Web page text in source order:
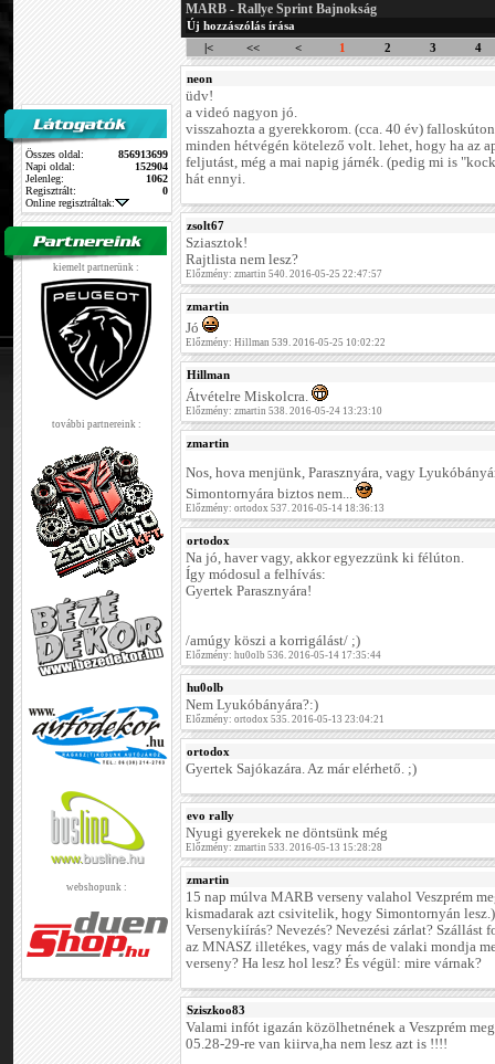
Összes oldal:
856913699
Napi oldal:
152904
Jelenleg:
1062
Regisztrált:
0
Online regisztráltak:
kiemelt partnerünk :
további partnereink :
webshopunk :
MARB - Rallye Sprint Bajnokság
Új hozzászólás írása
|<
<< < 1 2 3 4
neon
üdv!
a videó nagyon jó.
visszahozta a gyerekkorom. (cca. 40 év)
minden hétvégén kötelező volt. lehet, hogy ha az
feljutást, még a mai napig járnék. (pedig mi is
hát ennyi.
zsolt67
Sziasztok!
Rajtlista nem lesz?
Előzmény: zmartin 540. 2016-05-25 22:47:57
zmartin
Jó
Előzmény: Hillman 539. 2016-05-25 10:02:22
Hillman
Átvételre Miskolcra.
Előzmény: zmartin 538. 2016-05-24 13:23:10
zmartin
Nos, hova menjünk, Parasznyára, vagy
Simontornyára biztos nem...
Előzmény: ortodox 537. 2016-05-14 18:36:13
ortodox
Na jó, haver vagy, akkor egyezzünk ki félúton.
Így módosul a felhívás:
Gyertek Parasznyára!
/amúgy köszi a korrigálást/ ;)
Előzmény: hu0olb 536. 2016-05-14 17:35:44
hu0olb
Nem Lyukóbányára?:)
Előzmény: ortodox 535. 2016-05-13 23:04:21
ortodox
Gyertek Sajókazára. Az már elérhető. ;)
evo rally
Nyugi gyerekek ne döntsünk még
Előzmény: zmartin 533. 2016-05-13 15:28:28
zmartin
15 nap múlva MARB verseny valahol Veszprém
kismadarak azt csivitelik, hogy Simontornyán lesz.)
Versenykiírás? Nevezés? Nevezési zárlat?
az MNASZ illetékes, vagy más de valaki mondja
verseny? Ha lesz hol lesz? És végül: mire várnak?
Sziszkoo83
Valami infót igazán közölhetnének a Veszprém
05.28-29-re van kiirva,ha nem lesz azt is !!!!